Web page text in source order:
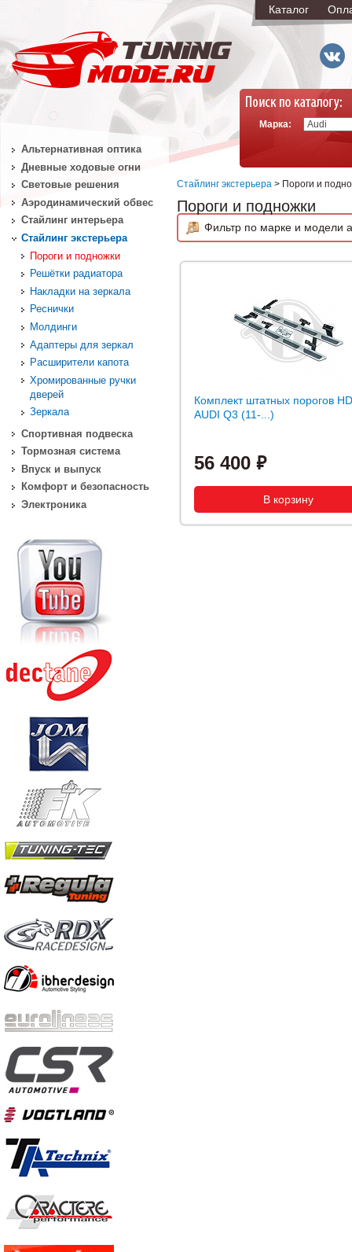
Каталог
Марка:
Стайлинг экстерьера > Пороги и
Пороги и подножки
Фильтр по марке и модели
Комплект штатных порогов
AUDI Q3 (11-...)
56 400
Альтернативная оптика
Дневные ходовые огни
Световые решения
Аэродинамический обвес
Стайлинг интерьера
Стайлинг экстерьера
Пороги и подножки
Решётки радиатора
Накладки на зеркала
Реснички
Молдинги
Адаптеры для зеркал
Расширители капота
Хромированные ручки
дверей
Зеркала
Спортивная подвеска
Тормозная система
Впуск и выпуск
Комфорт и безопасность
Электроника